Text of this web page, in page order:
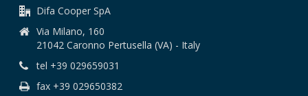
Difa Cooper SpA
Via Milano, 160
21042 Caronno Pertusella (VA) - Italy
tel +39 029659031
fax +39 029650382